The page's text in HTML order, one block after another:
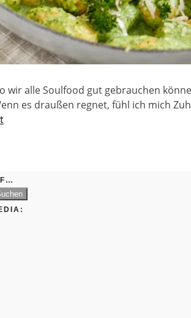
wir alle Soulfood gut gebrauchen
es draußen regnet, fühl ich mich